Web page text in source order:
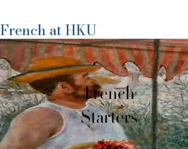
French at HKU
French
Starters